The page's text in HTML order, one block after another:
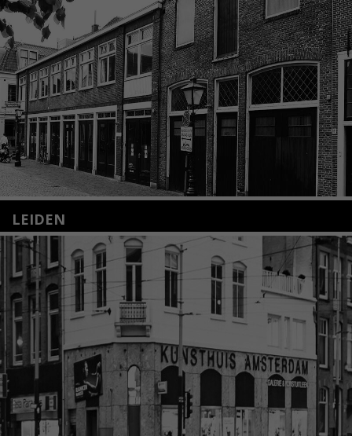
LEIDEN
Nieuwstraat 35
2312 KA Leiden
+31(0)71 – 52 84 480
info@kunsthuisleiden.nl
Lees meer